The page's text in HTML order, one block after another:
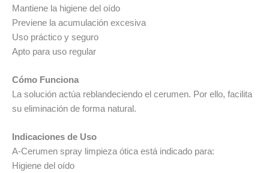
Mantiene la higiene del oído
Previene la acumulación excesiva
Uso práctico y seguro
Apto para uso regular
Cómo Funciona
La solución actúa reblandeciendo el cerumen. Por ello, facilita
su eliminación de forma natural.
Indicaciones de Uso
A-Cerumen spray limpieza ótica está indicado para:
Higiene del oído